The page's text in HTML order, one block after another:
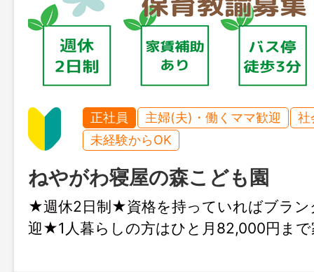
正社員 主婦(夫)・働くママ歓迎
社
未経験からOK
ねやがわ寝屋の森こども園
★週休2日制★資格を持っていればブラン
迎★1人暮らしの方はひと月82,000円ま